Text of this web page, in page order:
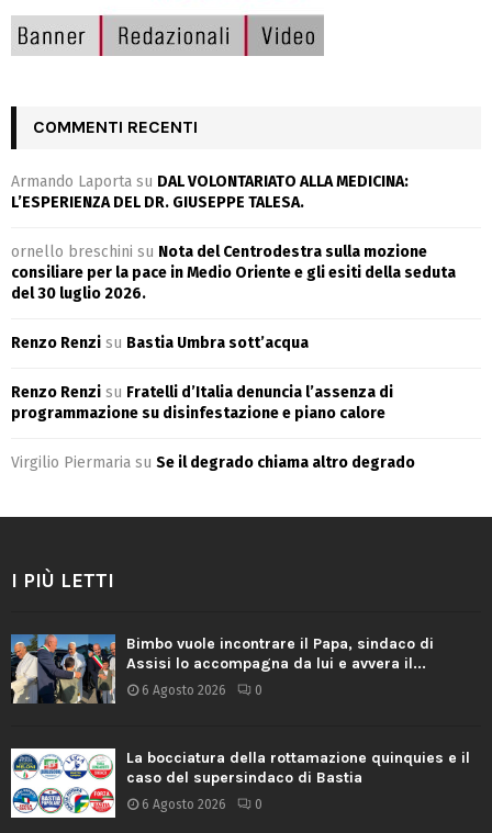
COMMENTI RECENTI
Armando Laporta su DAL VOLONTARIATO ALLA MEDICINA:
L’ESPERIENZA DEL DR. GIUSEPPE TALESA.
ornello breschini su Nota del Centrodestra sulla mozione
consiliare per la pace in Medio Oriente e gli esiti della seduta
del 30 luglio 2026.
Renzo Renzi su Bastia Umbra sott’acqua
Renzo Renzi su Fratelli d’Italia denuncia l’assenza di
programmazione su disinfestazione e piano calore
Virgilio Piermaria su Se il degrado chiama altro degrado
I PIÙ LETTI
Bimbo vuole incontrare il Papa, sindaco di
Assisi lo accompagna da lui e avvera il...
6 Agosto 2026 0
La bocciatura della rottamazione quinquies e il
caso del supersindaco di Bastia
6 Agosto 2026 0